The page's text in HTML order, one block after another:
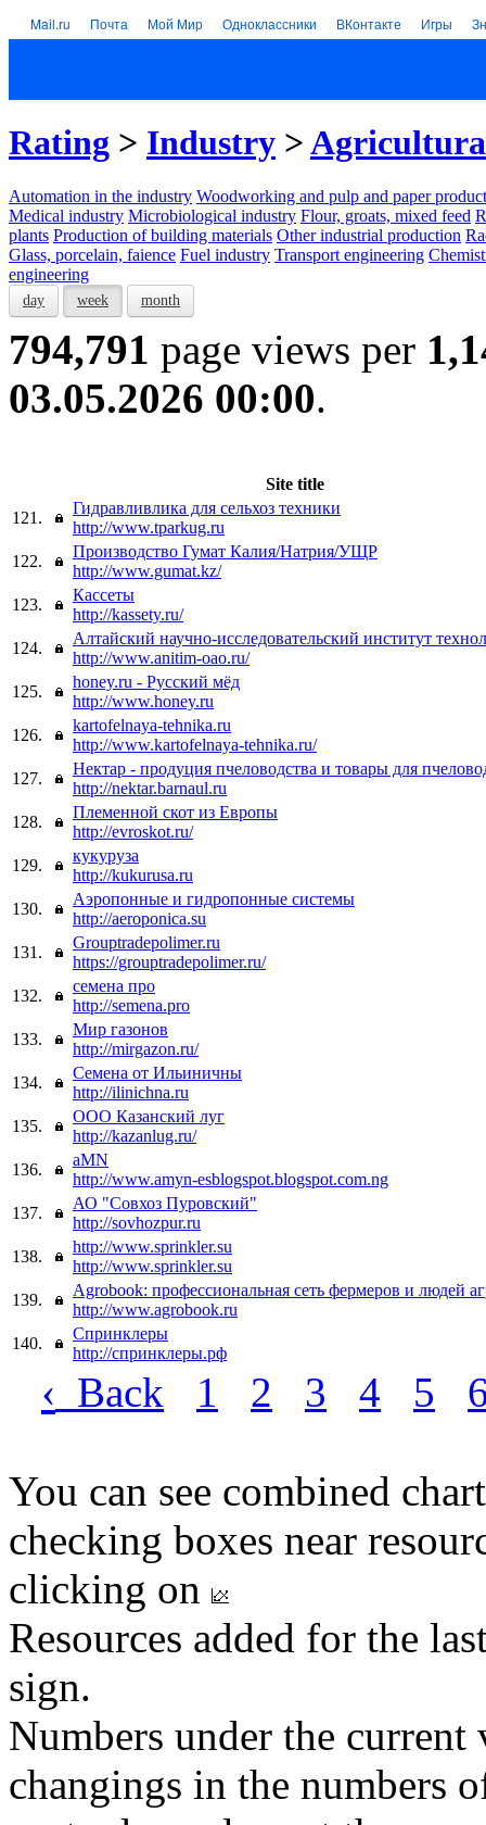
Mail.ru Почта Мой Мир Одноклассники ВКонтакте Игры
Rating > Industry >
Automation in the industry Woodworking and pulp and paper
Medical industry Microbiological industry Flour, groats, mixed feed
plants Production of building materials Other industrial production
Glass, porcelain, faience Fuel industry Transport engineering
engineering
day week month
794,791 page views per
03.05.2026 00:00.
Site title
121.
Гидравливлика для сельхоз техники
http://www.tparkug.ru
122.
Производство Гумат Калия/Натрия/УЩР
http://www.gumat.kz/
123.
Кассеты
http://kassety.ru/
124.
Алтайский научно-исследовательский институт
http://www.anitim-oao.ru/
125.
honey.ru - Русский мёд
http://www.honey.ru
126.
kartofelnaya-tehnika.ru
http://www.kartofelnaya-tehnika.ru/
127.
Нектар - продуция пчеловодства и товары для
http://nektar.barnaul.ru
128.
Племенной скот из Европы
http://evroskot.ru/
129.
кукуруза
http://kukurusa.ru
130.
Аэропонные и гидропонные системы
http://aeroponica.su
131.
Grouptradepolimer.ru
https://grouptradepolimer.ru/
132.
семена про
http://semena.pro
133.
Мир газонов
http://mirgazon.ru/
134.
Семена от Ильиничны
http://ilinichna.ru
135.
ООО Казанский луг
http://kazanlug.ru/
136.
aMN
http://www.amyn-esblogspot.blogspot.com.ng
137.
АО "Совхоз Пуровский"
http://sovhozpur.ru
138.
http://www.sprinkler.su
http://www.sprinkler.su
139.
Agrobook: профессиональная сеть фермеров и людей
http://www.agrobook.ru
140.
Спринклеры
http://спринклеры.рф
‹ Back 1 2 3 4 5
You can see combined
checking boxes near
clicking on
Resources added for the
sign.
Numbers under the
changings in the numbers